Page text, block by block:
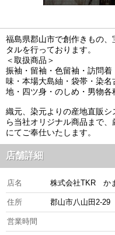
福島県郡山市で創作きもの
タルを行っております。
＜取扱商品＞
振袖・留袖・色留袖・訪問
味・本場大島紬・袋帯・染
地・四ツ身・のしめ・男物各
織元、染元よりの産地直販
ら当社オリジナル商品まで
にてご奉仕いたします。
店舗詳細
店名 株式会社TKR か
住所 郡山市八山田2-29
営業時間